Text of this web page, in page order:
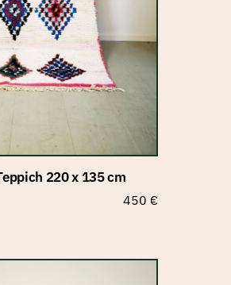
220 x 135 cm
450 €